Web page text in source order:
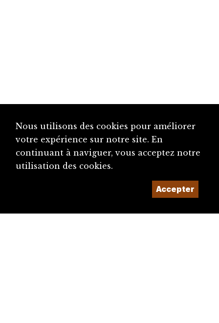
Nous utilisons des cookies pour améliorer
votre expérience sur notre site. En
continuant à naviguer, vous acceptez notre
utilisation des cookies.
Accepter